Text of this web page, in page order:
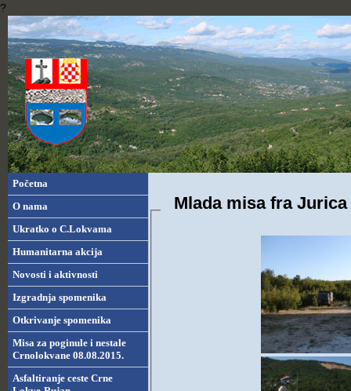
?
Početna
O nama
Ukratko o C.Lokvama
Humanitarna akcija
Novosti i aktivnosti
Izgradnja spomenika
Otkrivanje spomenika
Misa za poginule i nestale
Crnolokvane 08.08.2015.
Asfaltiranje ceste Crne
Mlada misa fra